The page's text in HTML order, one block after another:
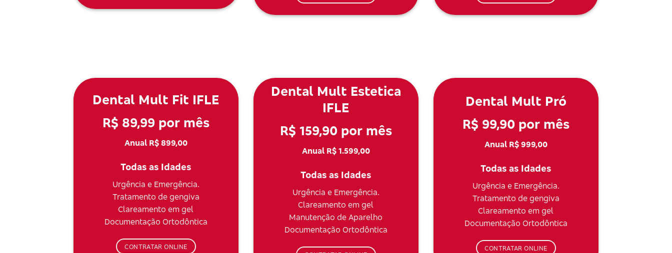
Dental Mult Fit IFLE
R$ 89,99 por mês
Anual R$ 899,00
Todas as Idades
Urgência e Emergência.
Tratamento de gengiva
Clareamento em gel
Documentação Ortodôntica
CONTRATAR ONLINE
Dental Mult Estetica
IFLE
R$ 159,90 por mês
Anual R$ 1.599,00
Todas as Idades
Urgência e Emergência.
Clareamento em gel
Manutenção de Aparelho
Documentação Ortodôntica
Dental Mult Pró
R$ 99,90 por mês
Anual R$ 999,00
Todas as Idades
Urgência e Emergência.
Tratamento de gengiva
Clareamento em gel
Documentação Ortodôntica
CONTRATAR ONLINE